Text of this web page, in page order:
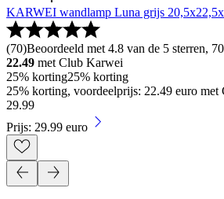
KARWEI wandlamp Luna grijs
(70)Beoordeeld met 4.8 van de 5 sterren,
22.49 met Club Karwei
25% korting25% korting
25% korting, voordeelprijs: 22.49 euro
29.99
Prijs: 29.99 euro